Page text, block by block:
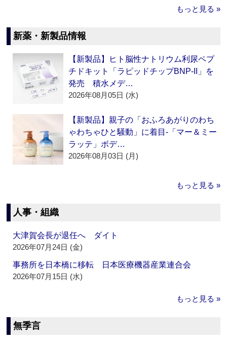
もっと見る »
新薬・新製品情報
【新製品】ヒト脳性ナトリウム利尿ペプ
チドキット「ラピッドチップBNP-II」を
発売 積水メデ…
2026年08月05日 (水)
【新製品】親子の「おふろあがりのわち
ゃわちゃひと騒動」に着目‐「マー＆ミー
ラッテ」ボデ…
2026年08月03日 (月)
もっと見る »
人事・組織
大津賀会長が退任へ ダイト
2026年07月24日 (金)
事務所を日本橋に移転 日本医療機器産業連合会
2026年07月15日 (水)
もっと見る »
無季言